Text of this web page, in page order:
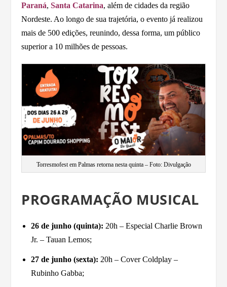
Paraná,Santa Catarina, além de cidades da região
Nordeste. Ao longo de sua trajetória, o evento já realizou
mais de 500 edições, reunindo, dessa forma, um público
superior a 10 milhões de pessoas.
Torresmofest em Palmas retorna nesta quinta – Foto: Divulgação
PROGRAMAÇÃO MUSICAL
26 de junho (quinta): 20h – Especial Charlie Brown
Jr. – Tauan Lemos;
27 de junho (sexta): 20h – Cover Coldplay –
Rubinho Gabba;